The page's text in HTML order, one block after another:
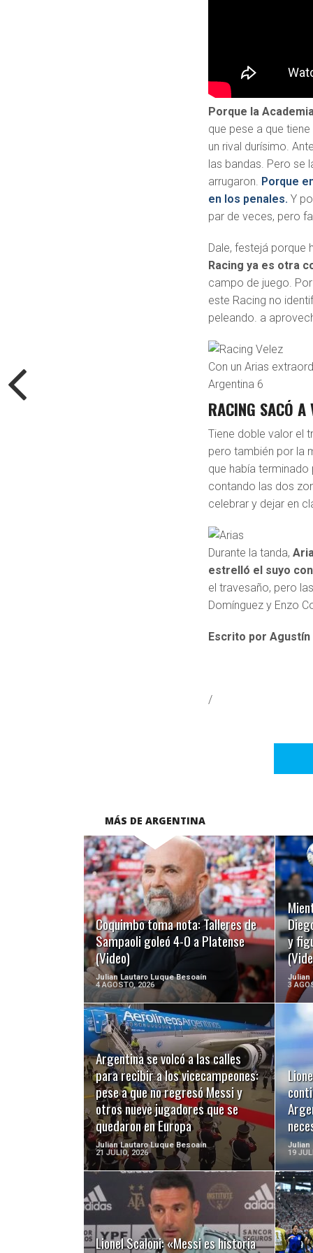
Porque la
que pese a que
un rival durísimo.
las bandas. Pero se
arrugaron. Porque
en los penales.Y
par de veces, pero
Dale, festejá porque
Racing ya es otra
campo de juego.
este Racing no
peleando. a
Con un Arias
Argentina 6
RACING SACÓ A
Tiene doble valor el
pero también por la
que había
contando las dos
celebrar y dejar en
Durante la tanda,
estrelló el suyo
el travesaño, pero
Domínguez y Enzo
Escrito por Agustín
/
MÁS DE ARGENTINA
Coquimbo toma nota: Talleres de
Sampaoli goleó 4-0 a Platense
(Video)
Julian Lautaro Luque Besoaín
4 AGOSTO, 2026
LEER MÁS
y
Julian
3
Argentina se volcó a las calles
para recibir a los vicecampeones:
pese a que no regresó Messi y
otros nueve jugadores que se
quedaron en Europa
Julian Lautaro Luque Besoaín
21 JULIO, 2026
LEER MÁS
Julian
19
Lionel Scaloni: «Messi es historia
LEER MÁS